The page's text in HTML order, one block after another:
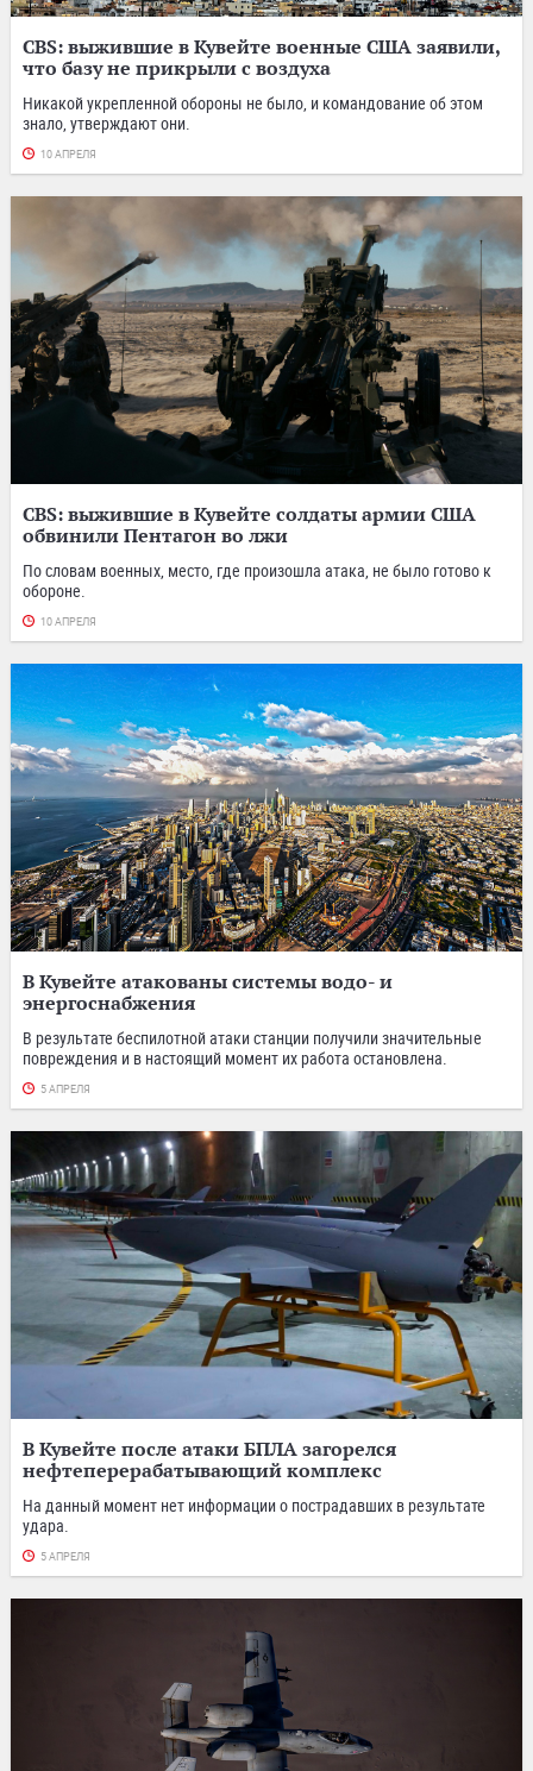
CBS: выжившие в Кувейте военные США заявили,
что базу не прикрыли с воздуха
Никакой укрепленной обороны не было, и командование об этом
знало, утверждают они.
10 АПРЕЛЯ
CBS: выжившие в Кувейте солдаты армии США
обвинили Пентагон во лжи
По словам военных, место, где произошла атака, не было готово к
обороне.
10 АПРЕЛЯ
В Кувейте атакованы системы водо- и
энергоснабжения
В результате беспилотной атаки станции получили значительные
повреждения и в настоящий момент их работа остановлена.
5 АПРЕЛЯ
В Кувейте после атаки БПЛА загорелся
нефтеперерабатывающий комплекс
На данный момент нет информации о пострадавших в результате
удара.
5 АПРЕЛЯ